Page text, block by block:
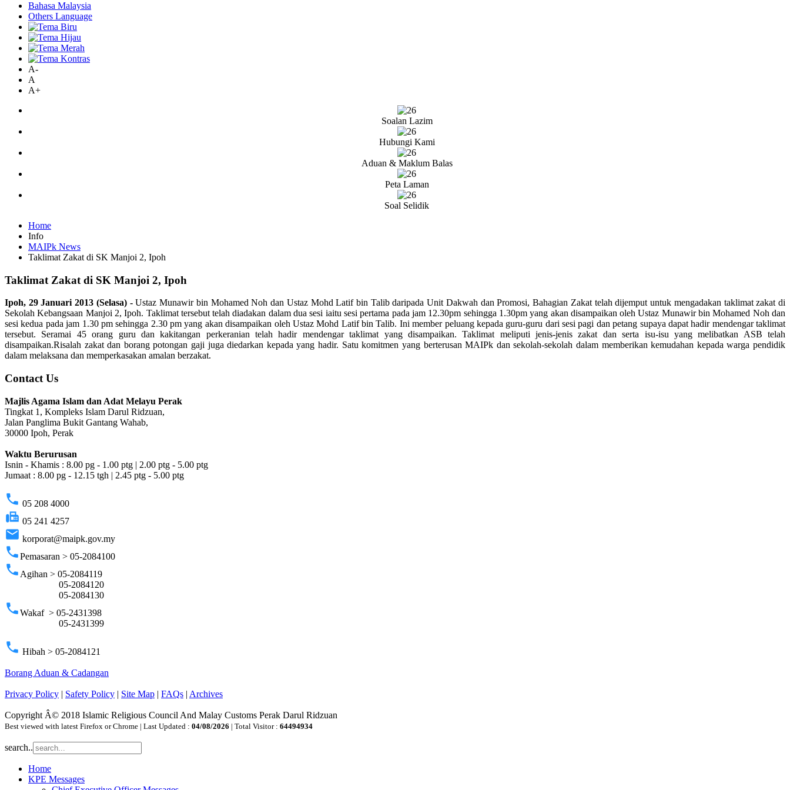
Bahasa Malaysia
Others Language
A-
A
A+
Soalan Lazim
Hubungi Kami
Aduan & Maklum Balas
Peta Laman
Soal Selidik
Home
Info
MAIPk News
Taklimat Zakat di SK Manjoi 2, Ipoh
Taklimat Zakat di SK Manjoi 2, Ipoh
Ipoh, 29 Januari 2013 (Selasa) -Ustaz Munawir bin Mohamed Noh dan Ustaz Mohd Latif bin Talib daripada Unit Dakwah dan Promosi, Bahagian Zakat telah dijemput untuk mengadakan taklimat zakat di
Sekolah Kebangsaan Manjoi 2, Ipoh. Taklimat tersebut telah diadakan dalam dua sesi iaitu sesi pertama pada jam 12.30pm sehingga 1.30pm yang akan disampaikan oleh Ustaz Munawir bin Mohamed Noh dan
sesi kedua pada jam 1.30 pm sehingga 2.30 pm yang akan disampaikan oleh Ustaz Mohd Latif bin Talib. Ini member peluang kepada guru-guru dari sesi pagi dan petang supaya dapat hadir mendengar taklimat
tersebut. Seramai 45 orang guru dan kakitangan perkeranian telah hadir mendengar taklimat yang disampaikan. Taklimat meliputi jenis-jenis zakat dan serta isu-isu yang melibatkan ASB telah
disampaikan.Risalah zakat dan borang potongan gaji juga diedarkan kepada yang hadir. Satu komitmen yang berterusan MAIPk dan sekolah-sekolah dalam memberikan kemudahan kepada warga pendidik
dalam melaksana dan memperkasakan amalan berzakat.
Contact Us
Majlis Agama Islam dan Adat Melayu Perak
Tingkat 1, Kompleks Islam Darul Ridzuan,
Jalan Panglima Bukit Gantang Wahab,
30000 Ipoh, Perak
Waktu Berurusan
Isnin - Khamis : 8.00 pg - 1.00 ptg | 2.00 ptg - 5.00 ptg
Jumaat : 8.00 pg - 12.15 tgh | 2.45 ptg - 5.00 ptg
phone 05 208 4000
fax 05 241 4257
email korporat@maipk.gov.my
phonePemasaran > 05-2084100
phone Agihan > 05-2084119
05-2084120
05-2084130
phoneWakaf > 05-2431398
05-2431399
phone Hibah > 05-2084121
Borang Aduan & Cadangan
Privacy Policy | Safety Policy | Site Map | FAQs | Archives
Copyright Â© 2018 Islamic Religious Council And Malay Customs Perak Darul Ridzuan
Best viewed with latest Firefox or Chrome | Last Updated : 04/08/2026 | Total Visitor : 64494934
search..
Home
KPE Messages